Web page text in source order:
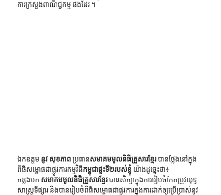
ការក្រសួងពាណិជ្ជកម្ម ផងដែរ ។
ឯកឧត្ដម នូវ សុខភាព ប្រធានសមាគមមូលនិធិគ្រួសារខ្មែរ បានថ្លែងនៅក្នុង
ពិធីសម្ពោធជាផ្លូវការកម្មវិធីកម្ពុជាផ្ទះទី២របស់ខ្ញុំ យ៉ាងដូច្នេះថា៖
កន្លងមក សមាគមមូលនិធិគ្រួសារខ្មែរ បានសិក្សាក្នុងការរៀបចំកែតម្រូវយុទ្ធ
សាស្ត្រទីផ្សារ និងបានរៀបចំពិធីសម្ពោធជាផ្លូវការក្នុងការដាក់ឲ្យប្រើប្រាស់នូវ